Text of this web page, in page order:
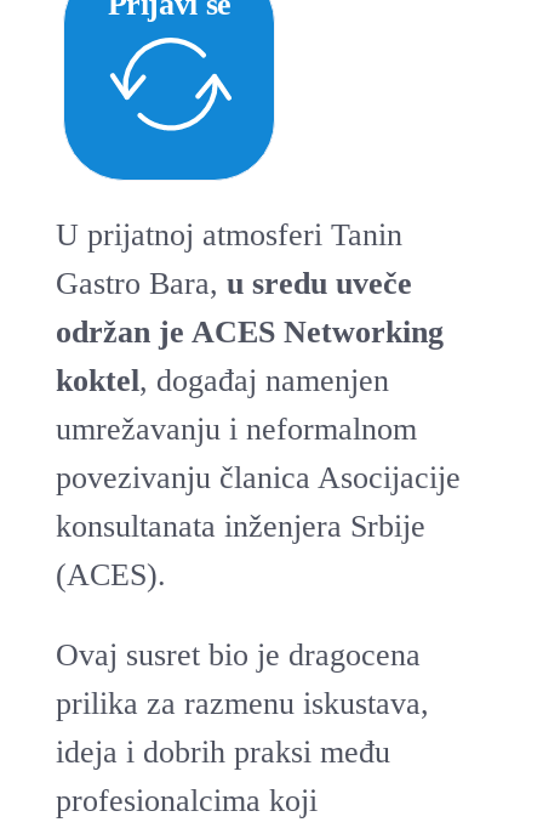
U prijatnoj atmosferi Tanin
Gastro Bara,u sredu uveče
održan je ACES Networking
koktel, događaj namenjen
umrežavanju i neformalnom
povezivanju članica Asocijacije
konsultanata inženjera Srbije
(ACES).
Ovaj susret bio je dragocena
prilika za razmenu iskustava,
ideja i dobrih praksi među
profesionalcima koji